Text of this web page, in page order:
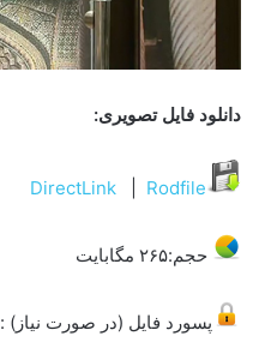
دانلود فایل تصویری:
DirectLink Rodfile
حجم:۲۶۵ مگابایت
پسورد فایل (در صورت نیاز) :